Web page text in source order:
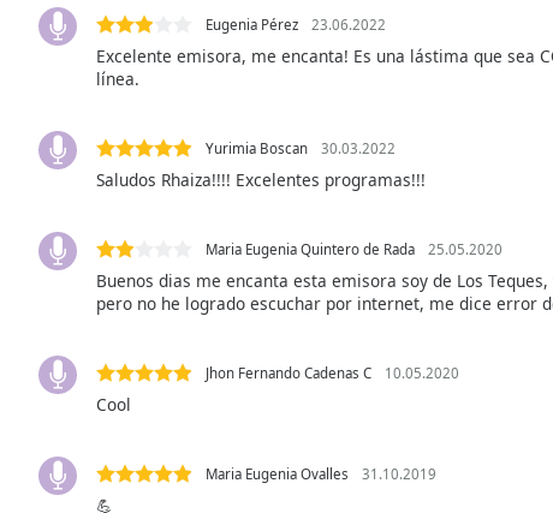
descriptions
selected
Subtitles
subtitles
opens
subtitles
settings
dialog
off,
selected
Track
Eugenia Pérez 23.06.2022
Excelente emisora, me encanta! Es una lástima que sea
línea.
Yurimia Boscan 30.03.2022
Saludos Rhaiza!!!! Excelentes programas!!!
Maria Eugenia Quintero de Rada 25.05.2020
Buenos dias me encanta esta emisora soy de Los
pero no he logrado escuchar por internet, me dice error
Jhon Fernando Cadenas C 10.05.2020
Cool
Maria Eugenia Ovalles 31.10.2019
💪